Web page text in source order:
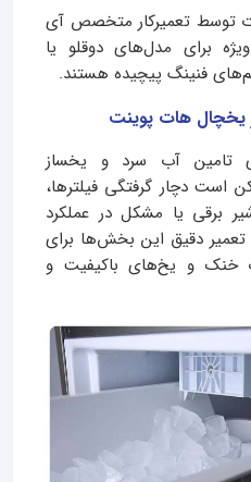
توسط تعمیرکار متخصص آی
برای مدل‌های دوقلو یا
فنینگ پیچیده هستند.
تامین آب سرد و یخساز
دچار گرفتگی فیلترها،
برقی یا مشکل در عملکرد
دقیق این بخش‌ها برای
خنک و یخ‌های باکیفیت و